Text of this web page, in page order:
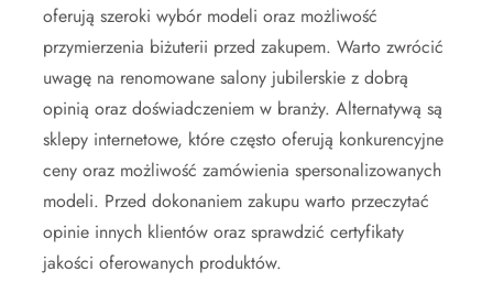
oferują szeroki wybór modeli oraz możliwość
przymierzenia biżuterii przed zakupem. Warto zwrócić
uwagę na renomowane salony jubilerskie z dobrą
opinią oraz doświadczeniem w branży. Alternatywą są
sklepy internetowe, które często oferują konkurencyjne
ceny oraz możliwość zamówienia spersonalizowanych
modeli. Przed dokonaniem zakupu warto przeczytać
opinie innych klientów oraz sprawdzić certyfikaty
jakości oferowanych produktów.